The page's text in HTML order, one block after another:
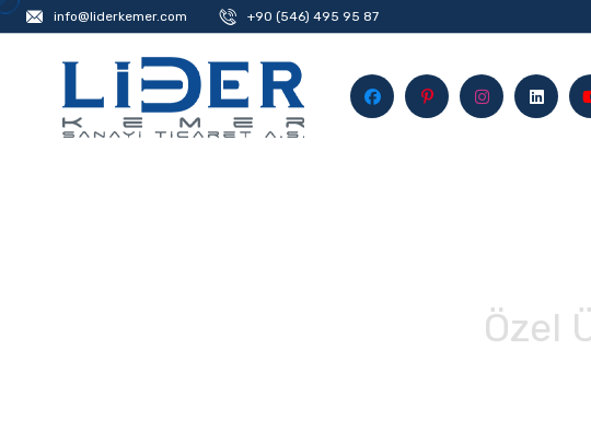
info@liderkemer.com +90 (546) 495 95 87
Özel